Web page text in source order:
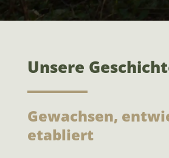
Unsere
Gewachsen,
etabliert